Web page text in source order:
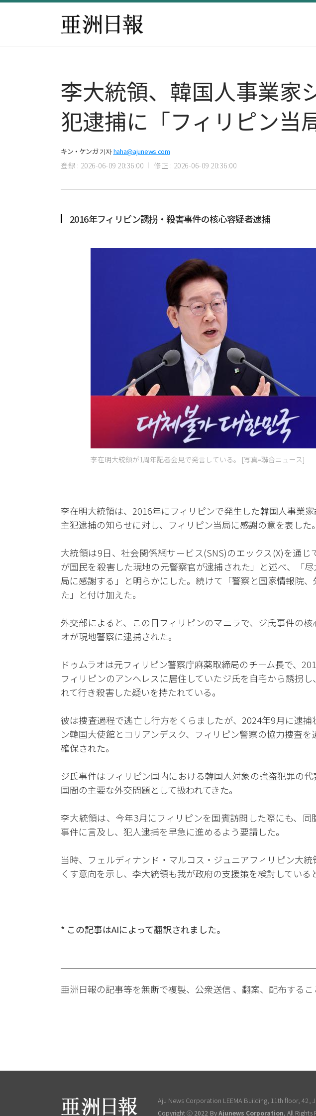
李大統領、韓国人事業家
犯逮捕に「フィリピン当
キン・ケンガ 기자haha@ajunews.com
登録 : 2026-06-09 20:36:00 修正 : 2026-06-09 20:36:00
2016年フィリピン誘拐・殺害事件の核心容疑者逮捕
李在明大統領が1周年記者会見で発言している。 [写真=聯合ニュース]
李在明大統領は、2016年にフィリピンで発生した韓国人事業
主犯逮捕の知らせに対し、フィリピン当局に感謝の意を表した。
大統領は9日、社会関係網サービス(SNS)のエックス(X)を通
が国民を殺害した現地の元警察官が逮捕された」と述べ、「
局に感謝する」と明らかにした。続けて「警察と国家情報院
た」と付け加えた。
外交部によると、この日フィリピンのマニラで、ジ氏事件の
オが現地警察に逮捕された。
ドゥムラオは元フィリピン警察庁麻薬取締局のチーム長で、
フィリピンのアンヘレスに居住していたジ氏を自宅から誘拐
れて行き殺害した疑いを持たれている。
彼は捜査過程で逃亡し行方をくらましたが、2024年9月に逮
ン韓国大使館とコリアンデスク、フィリピン警察の協力捜査
確保された。
ジ氏事件はフィリピン国内における韓国人対象の強盗犯罪の
国間の主要な外交問題として扱われてきた。
李大統領は、今年3月にフィリピンを国賓訪問した際にも、
事件に言及し、犯人逮捕を早急に進めるよう要請した。
当時、フェルディナンド・マルコス・ジュニアフィリピン大
くす意向を示し、李大統領も我が政府の支援策を検討している
* この記事はAIによって翻訳されました。
亜洲日報の記事等を無断で複製、公衆送信 、翻案、配布するこ
Aju News Corporation LEEMA Building, 11th floor, 42,
Copyright ⓒ 2022 ByAjunews Corporation, All Rights